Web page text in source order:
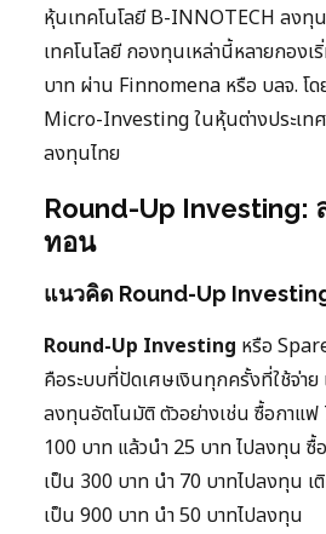
หุ้นเทคโนโลยี B-INNOTECH ลงทุ
เทคโนโลยี กองทุนเหล่านี้หลายกอง
บาท ผ่าน Finnomena หรือ บลจ. โด
Micro-Investing ในหุ้นต่างประเท
ลงทุนไทย
Round-Up Investing:
ทอน
แนวคิด Round-Up
Round-Up Investing หรือ
คือระบบที่ปัดเศษเงินทุกครั้งที่ใช้จ่าย
ลงทุนอัตโนมัติ ตัวอย่างเช่น ซื้อกาแฟ
100 บาท แล้วนำ 25 บาท ไปลงทุน ซื้
เป็น 300 บาท นำ 70 บาทไปลงทุน
เป็น 900 บาท นำ 50 บาทไปลงทุน